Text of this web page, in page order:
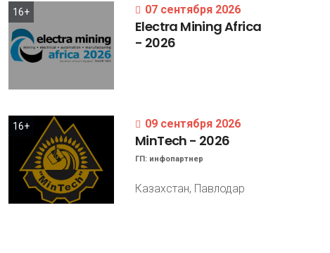
16+ 07 сентября 2026
Electra MiningAfrica
- 2026
16+ 09 сентября 2026
MinTech - 2026
ГП: инфопартнер
Казахстан, Павлодар